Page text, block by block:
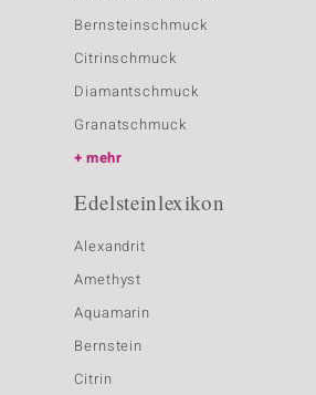
Bernsteinschmuck
Citrinschmuck
Diamantschmuck
Granatschmuck
mehr
Edelsteinlexikon
Alexandrit
Amethyst
Aquamarin
Bernstein
Citrin